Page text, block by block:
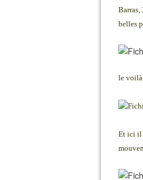
Barras,
belles
le voilà
Et ici il